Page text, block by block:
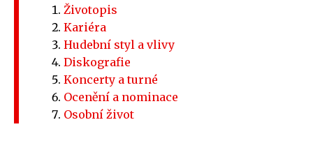
Životopis
Kariéra
Hudební styl a vlivy
Diskografie
Koncerty a turné
Ocenění a nominace
Osobní život